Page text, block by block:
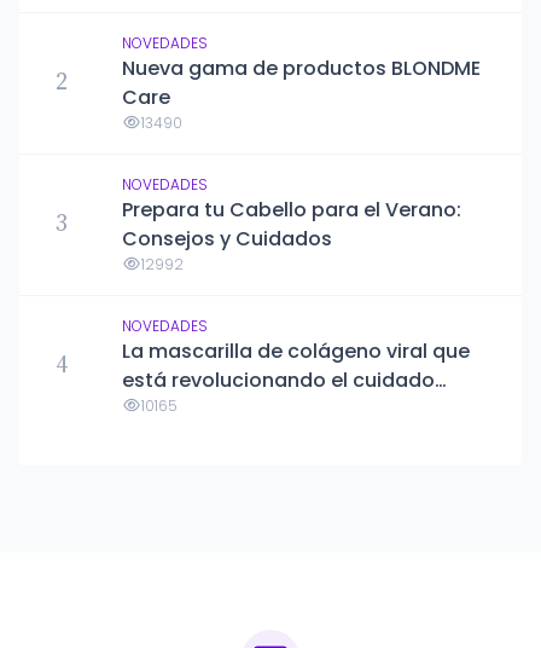
2
NOVEDADES
Nueva gama de productos BLONDME
Care
13490
3
NOVEDADES
Prepara tu Cabello para el Verano:
Consejos y Cuidados
12992
4
NOVEDADES
La mascarilla de colágeno viral que
está revolucionando el cuidado
capilar: Karseell Maca Essence
10165